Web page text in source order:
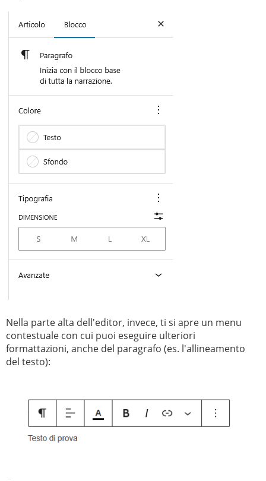
Nella parte alta dell'editor, invece, ti si apre un menu
contestuale con cui puoi eseguire ulteriori
formattazioni, anche del paragrafo (es. l'allineamento
del testo):